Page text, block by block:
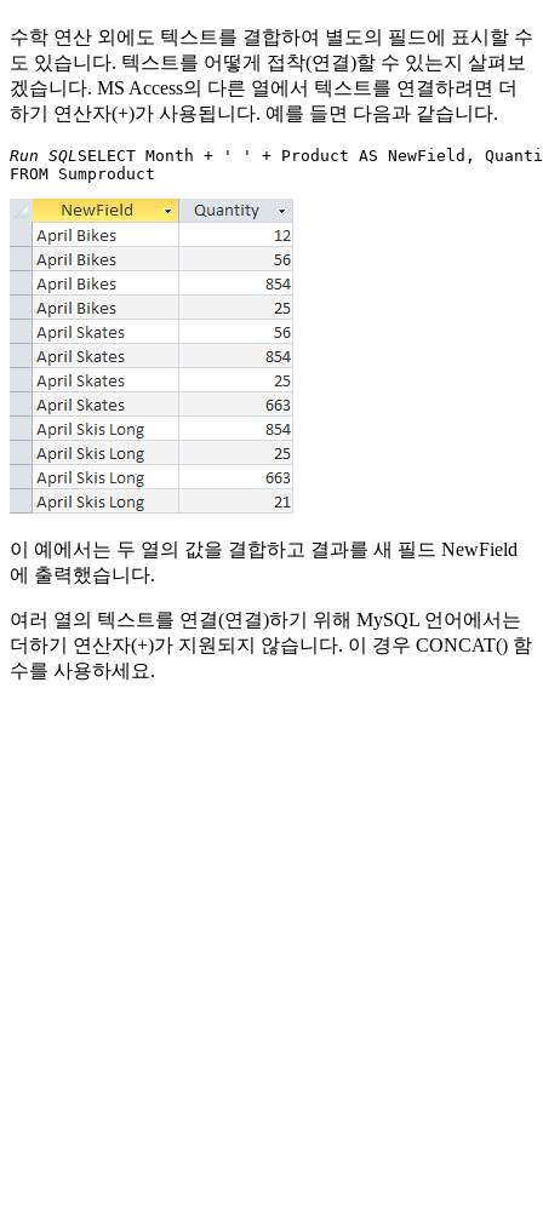
수학 연산 외에도 텍스트를 결합하여 별도의 필드에 표시할 수
도 있습니다. 텍스트를 어떻게 접착(연결)할 수 있는지 살펴보
겠습니다. MS Access의 다른 열에서 텍스트를 연결하려면 더
하기 연산자(+)가 사용됩니다. 예를 들면 다음과 같습니다.
Run SQLSELECT Month + ' ' + Product AS NewField,
이 예에서는 두 열의 값을 결합하고 결과를 새 필드 NewField
에 출력했습니다.
여러 열의 텍스트를 연결(연결)하기 위해 MySQL 언어에서는
더하기 연산자(+)가 지원되지 않습니다. 이 경우 CONCAT() 함
수를 사용하세요.